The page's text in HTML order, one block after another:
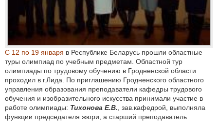
С 12 по 19 января в Республике Беларусь прошли областные
туры олимпиад по учебным предметам. Областной тур
олимпиады по трудовому обучению в Гродненской области
проходил в г.Лида. По приглашению Гродненского областного
управления образования преподаватели кафедры трудового
обучения и изобразительного искусства принимали участие в
работе олимпиады: Тихонова Е.В., зав.кафедрой, выполняла
функции председателя жюри, а старший преподаватель